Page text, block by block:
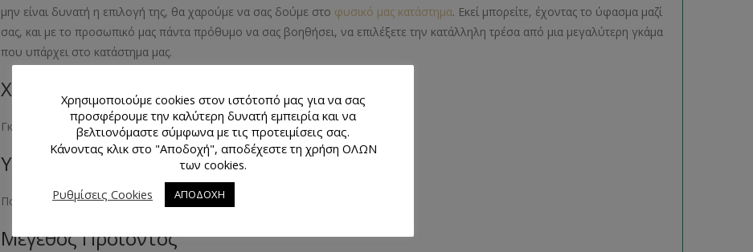
μην είναι δυνατή η επιλογή της, θα χαρούμε να σας δούμε στο φυσικό μας κατάστημα. Εκεί μπορείτε, έχοντας το ύφασμα μαζί
σας, και με το προσωπικό μας πάντα πρόθυμο να σας βοηθήσει, να επιλέξετε την κατάλληλη τρέσα από μια μεγαλύτερη γκάμα
που υπάρχει στο κατάστημα μας.
Χρώμα Προϊόντος
Γκρι
Υλικό Προϊόντος
Πολυεστέρας
Μέγεθος Προϊόντος
Χρησιμοποιούμε cookies στον ιστότοπό μας για να σας
προσφέρουμε την καλύτερη δυνατή εμπειρία και να
βελτιονόμαστε σύμφωνα με τις προτειμίσεις σας.
Κάνοντας κλικ στο "Αποδοχή", αποδέχεστε τη χρήση ΟΛΩΝ
των cookies.
Ρυθμίσεις Cookies
ΑΠΟΔΟΧΗ